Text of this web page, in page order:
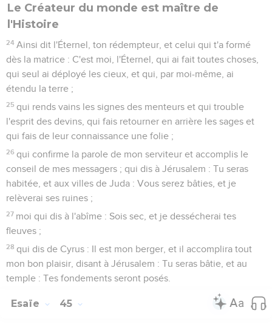
Le Créateur du monde est maître de
l'Histoire
24 Ainsi dit l'Éternel, ton rédempteur, et celui qui t'a formé
dès la matrice : C'est moi, l'Éternel, qui ai fait toutes choses,
qui seul ai déployé les cieux, et qui, par moi-même, ai
étendu la terre ;
25 qui rends vains les signes des menteurs et qui trouble
l'esprit des devins, qui fais retourner en arrière les sages et
qui fais de leur connaissance une folie ;
26 qui confirme la parole de mon serviteur et accomplis le
conseil de mes messagers ; qui dis à Jérusalem : Tu seras
habitée, et aux villes de Juda : Vous serez bâties, et je
relèverai ses ruines ;
27 moi qui dis à l'abîme : Sois sec, et je dessécherai tes
fleuves ;
28 qui dis de Cyrus : Il est mon berger, et il accomplira tout
mon bon plaisir, disant à Jérusalem : Tu seras bâtie, et au
temple : Tes fondements seront posés.
Esaïe 45